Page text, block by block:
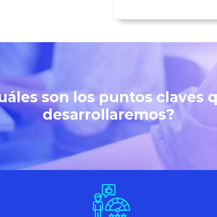
son los puntos claves
desarrollaremos?